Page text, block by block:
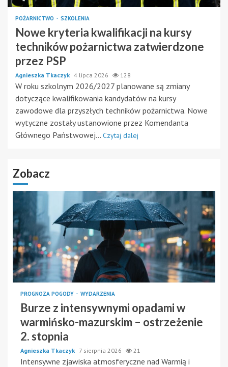
POŻARNICTWO SZKOLENIA
Nowe kryteria kwalifikacji na kursy
techników pożarnictwa zatwierdzone
przez PSP
Agnieszka Tkaczyk 4 lipca 2026 128
W roku szkolnym 2026/2027 planowane są zmiany
dotyczące kwalifikowania kandydatów na kursy
zawodowe dla przyszłych techników pożarnictwa. Nowe
wytyczne zostały ustanowione przez Komendanta
Głównego Państwowej... Czytaj dalej
Zobacz
PROGNOZA POGODY WYDARZENIA
Burze z intensywnymi opadami w
warmińsko-mazurskim – ostrzeżenie
2. stopnia
Agnieszka Tkaczyk 7 sierpnia 2026 21
Intensywne zjawiska atmosferyczne nad Warmią i